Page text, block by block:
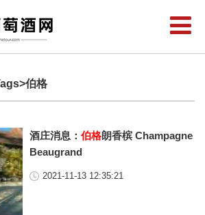
伯格
酒庄消息：伯格朗香槟 Champagne
Beaugrand
2021-11-13 12:35:21